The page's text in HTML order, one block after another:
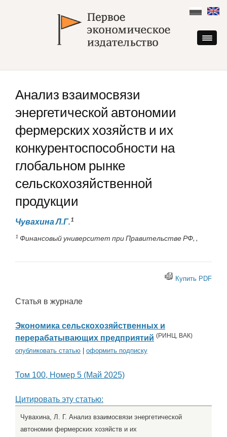
content
Анализ взаимосвязи
энергетической автономии
фермерских хозяйств и их
конкурентоспособности на
глобальном рынке
сельскохозяйственной
продукции
Чувахина Л.Г.1
1 Финансовый университет при Правительстве РФ, ,
Купить PDF
Статья в журнале
Экономика сельскохозяйственных и
перерабатывающих предприятий (РИНЦ, ВАК)
опубликовать статью оформить подписку
Том 100, Номер 5 (Май 2025)
Цитировать эту статью:
Чувахина, Л. Г. Анализ взаимосвязи энергетической
автономии фермерских хозяйств и их